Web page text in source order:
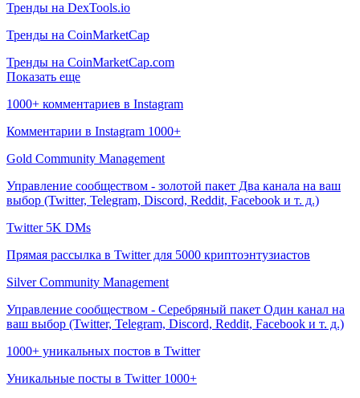
Тренды на DexTools.io
Тренды на CoinMarketCap
Тренды на CoinMarketCap.com
Показать еще
1000+ комментариев в Instagram
Комментарии в Instagram 1000+
Gold Community Management
Управление сообществом - золотой пакет Два канала на ваш
выбор (Twitter, Telegram, Discord, Reddit, Facebook и т. д.)
Twitter 5K DMs
Прямая рассылка в Twitter для 5000 криптоэнтузиастов
Silver Community Management
Управление сообществом - Серебряный пакет Один канал на
ваш выбор (Twitter, Telegram, Discord, Reddit, Facebook и т. д.)
1000+ уникальных постов в Twitter
Уникальные посты в Twitter 1000+